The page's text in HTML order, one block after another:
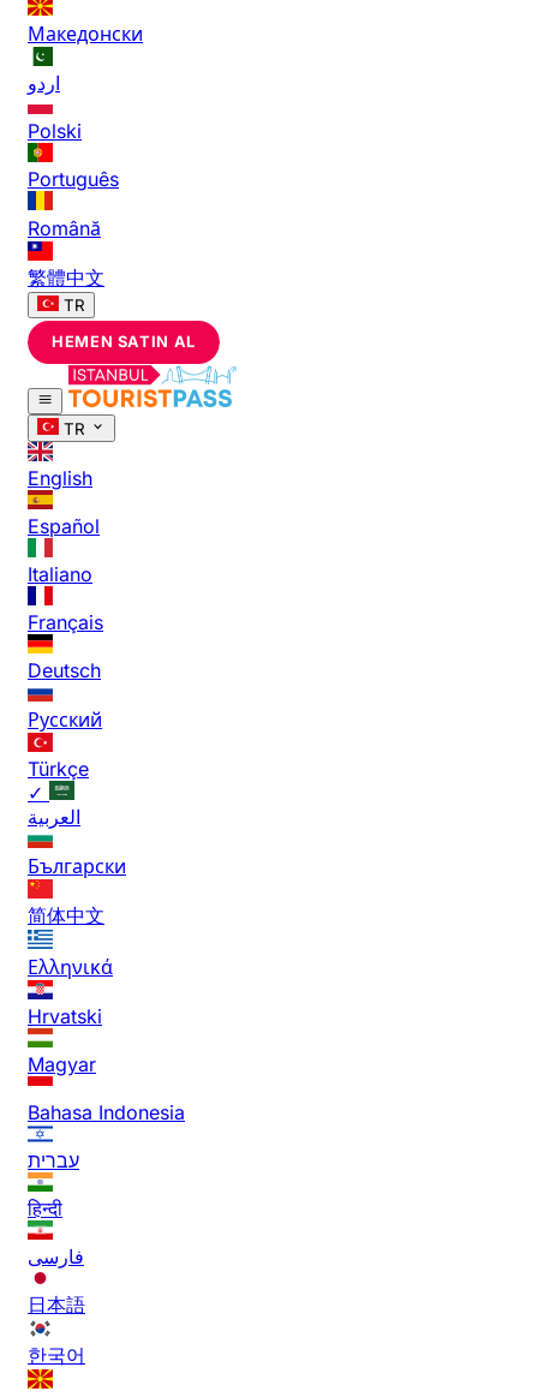
Македонски
اردو
Polski
Português
Română
繁體中文
TR
HEMEN SATIN AL
TR
English
Español
Italiano
Français
Deutsch
Русский
Türkçe
✓
العربية
Български
简体中文
Ελληνικά
Hrvatski
Magyar
Bahasa Indonesia
עברית
हिन्दी
فارسی
日本語
한국어